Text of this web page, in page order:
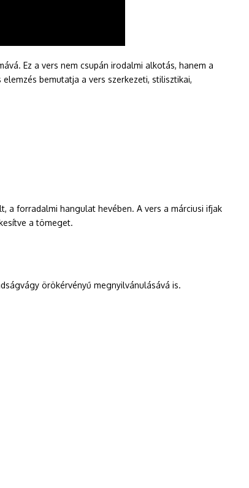
Ez a vers nem csupán irodalmi alkotás, hanem a
bemutatja a vers szerkezeti, stilisztikai,
a forradalmi hangulat hevében. A vers a márciusi ifjak
a tömeget.
örökérvényű megnyilvánulásává is.